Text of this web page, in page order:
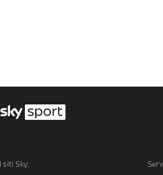
I siti Sky: